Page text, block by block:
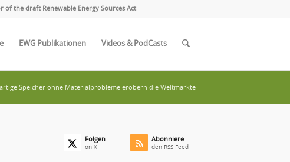
of the draft Renewable Energy Sources Act
EWG Publikationen Videos & PodCasts
Speicher ohne Materialprobleme erobern die Weltmärkte
Folgen
on X
Abonniere
den RSS Feed